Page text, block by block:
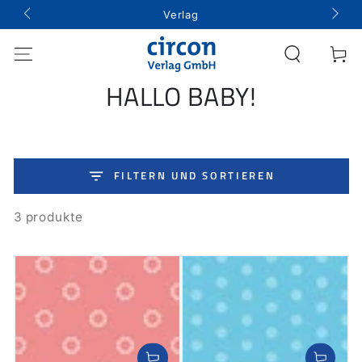
Zum Inhalt springen
Zum Menü springen
Fußzeile springen
Barrierefreiheits-Widget öffnen
ZUM INHALT
SPRINGEN Verlag
KOLLEKTION:
HALLO BABY!
FILTERN UND SORTIEREN
3 produkte